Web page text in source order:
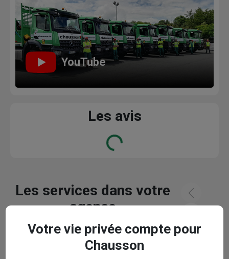
YouTube
Les avis
Loading...
Les services dans votre
agence
Votre vie privée compte pour
Chausson